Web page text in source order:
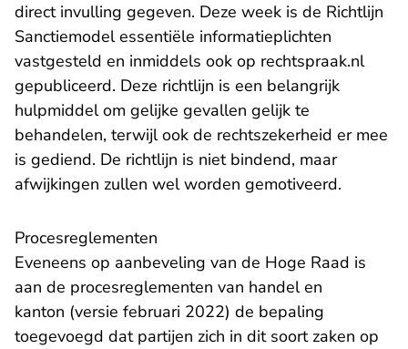
direct invulling gegeven. Deze week is de Richtlijn
Sanctiemodel essentiële informatieplichten
vastgesteld en inmiddels ook op rechtspraak.nl
gepubliceerd. Deze richtlijn is een belangrijk
hulpmiddel om gelijke gevallen gelijk te
behandelen, terwijl ook de rechtszekerheid er mee
is gediend. De richtlijn is niet bindend, maar
afwijkingen zullen wel worden gemotiveerd.
Procesreglementen
Eveneens op aanbeveling van de Hoge Raad is
aan de procesreglementen van handel en
kanton (versie februari 2022) de bepaling
toegevoegd dat partijen zich in dit soort zaken op